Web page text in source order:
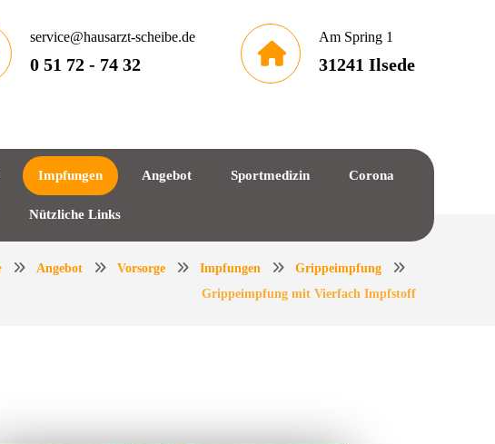
Am Spring 1
31241 Ilsede
service@hausarzt-scheibe.de
0 51 72 - 74 32
Impfungen Angebot Sportmedizin Corona
Nützliche Links
Angebot Vorsorge Impfungen
Grippeimpfung
Grippeimpfung mit Vierfach Impfstoff